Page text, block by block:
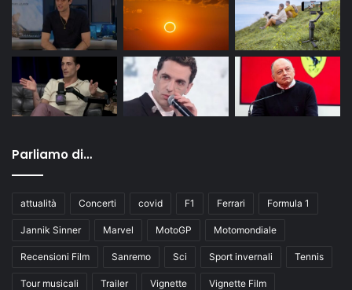
Parliamo di…
attualità Concerti covid F1 Ferrari Formula 1
Jannik Sinner Marvel MotoGP Motomondiale
Recensioni Film Sanremo Sci Sport invernali Tennis
Tour musicali Trailer Vignette Vignette Film